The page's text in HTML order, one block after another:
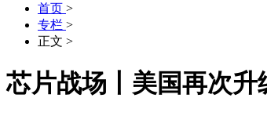
首页 >
专栏 >
正文 >
芯片战场丨美国再次